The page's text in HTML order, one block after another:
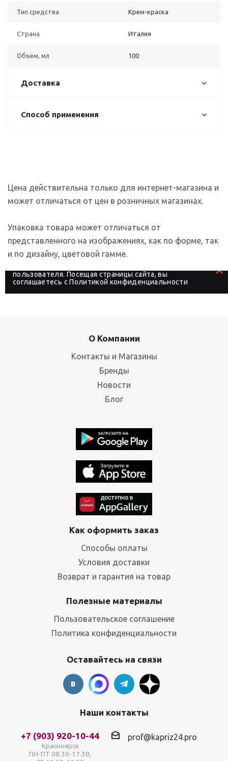
Тип средства Крем-краска
Страна Италия
Объем, мл 100
Доставка
Способ применения
Цена действительна только для интернет-магазина и
может отличаться от цен в розничных магазинах.
Упаковка товара может отличаться от
представленного на изображениях, как по форме, так
и по дизайну, цветовой гамме.
На сайте используются файлы cookies, которые его
пользователя. Посещая страницы сайта, вы
соглашаетесь сПолитикой конфиденциальности
О Компании
Контакты и Магазины
Бренды
Новости
Блог
Как оформить заказ
Способы оплаты
Условия доставки
Возврат и гарантия на товар
Полезные материалы
Пользовательское соглашение
Политика конфиденциальности
Оставайтесь на связи
Наши контакты
+7 (903) 920-10-44
Красноярск
ПН-ПТ 08.30-17.30,
prof@kapriz24.pro